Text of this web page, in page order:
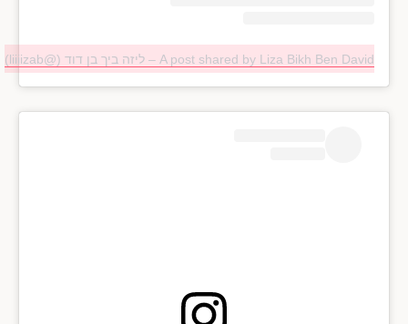
A post shared by Liza Bikh Ben David – ליזה ביך בן דוד (@liiiizab)